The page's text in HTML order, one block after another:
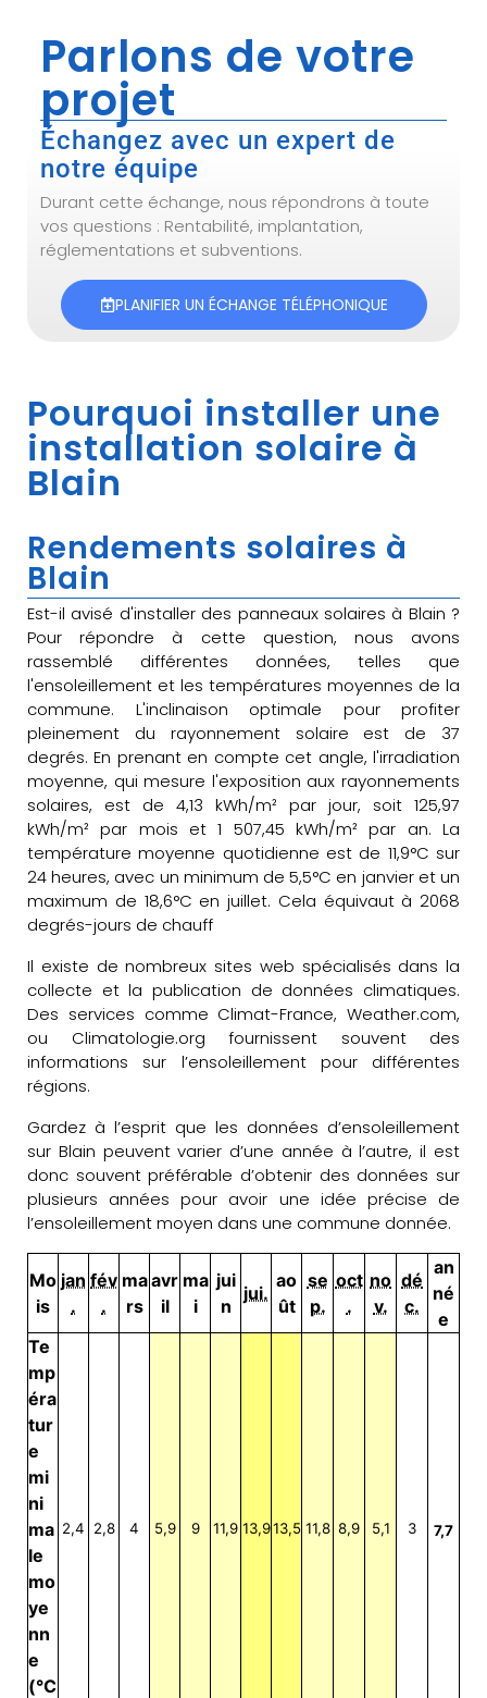
Parlons de votre
projet
Échangez avec un expert de
notre équipe
Durant cette échange, nous répondrons à toute
vos questions : Rentabilité, implantation,
réglementations et subventions.
PLANIFIER UN ÉCHANGE TÉLÉPHONIQUE
Pourquoi installer une
installation solaire à
Blain
Rendements solaires à
Blain
Est-il avisé d'installer des panneaux solaires à Blain ?
Pour répondre à cette question, nous avons
rassemblé différentes données, telles que
l'ensoleillement et les températures moyennes de la
commune. L'inclinaison optimale pour profiter
pleinement du rayonnement solaire est de 37
degrés. En prenant en compte cet angle, l'irradiation
moyenne, qui mesure l'exposition aux rayonnements
solaires, est de 4,13 kWh/m² par jour, soit 125,97
kWh/m² par mois et 1 507,45 kWh/m² par an. La
température moyenne quotidienne est de 11,9°C sur
24 heures, avec un minimum de 5,5°C en janvier et un
maximum de 18,6°C en juillet. Cela équivaut à 2068
degrés-jours de chauff
Il existe de nombreux sites web spécialisés dans la
collecte et la publication de données climatiques.
Des services comme Climat-France, Weather.com,
ou Climatologie.org fournissent souvent des
informations sur l’ensoleillement pour différentes
régions.
Gardez à l’esprit que les données d’ensoleillement
sur Blain peuvent varier d’une année à l’autre, il est
donc souvent préférable d’obtenir des données sur
plusieurs années pour avoir une idée précise de
l’ensoleillement moyen dans une commune donnée.
Mo
is
jan
.
fév
.
ma
rs
avr
il
ma
i
jui
n
jui.
ao
ût
se
p.
oct
.
no
v.
dé
c.
an
né
e
Te
mp
éra
tur
e
mi
ni
ma
le
mo
ye
nn
e
(°C
2,4 2,8 4 5,9 9 11,9 13,913,5 11,8 8,9 5,1 3 7,7